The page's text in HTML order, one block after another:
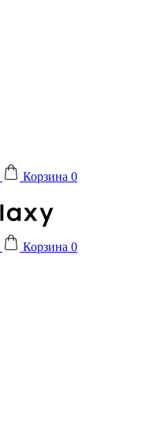
Корзина 0
Корзина 0